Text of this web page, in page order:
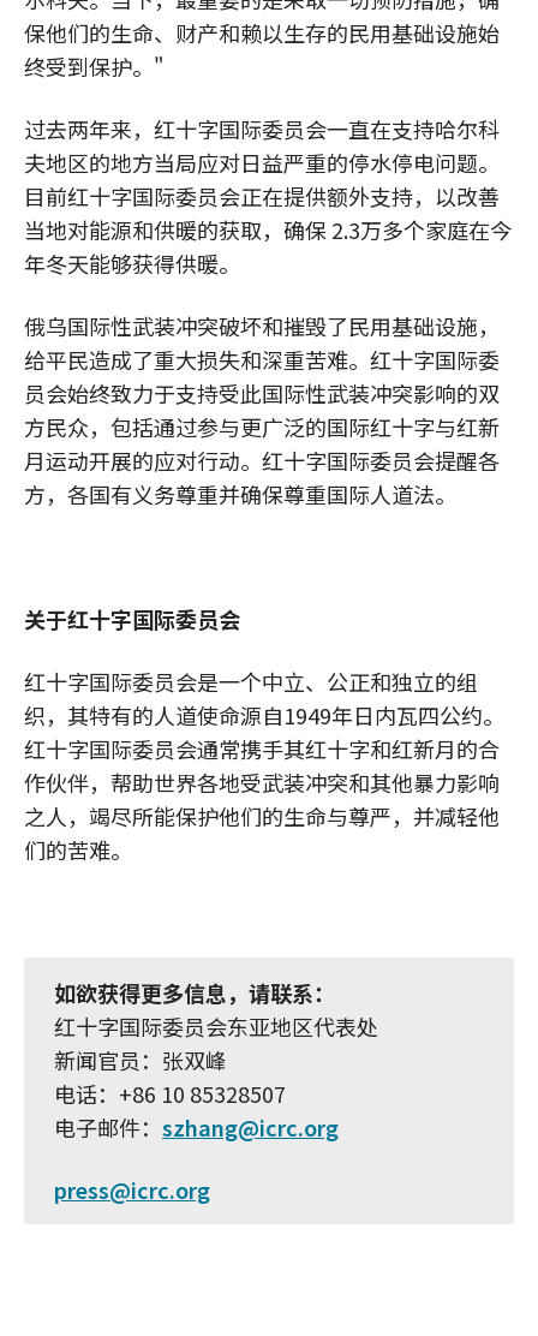
保他们的生命、财产和赖以生存的民用基础设施始
终受到保护。"
过去两年来，红十字国际委员会一直在支持哈尔科
夫地区的地方当局应对日益严重的停水停电问题。
目前红十字国际委员会正在提供额外支持，以改善
当地对能源和供暖的获取，确保 2.3万多个家庭在今
年冬天能够获得供暖。
俄乌国际性武装冲突破坏和摧毁了民用基础设施，
给平民造成了重大损失和深重苦难。红十字国际委
员会始终致力于支持受此国际性武装冲突影响的双
方民众，包括通过参与更广泛的国际红十字与红新
月运动开展的应对行动。红十字国际委员会提醒各
方，各国有义务尊重并确保尊重国际人道法。
关于红十字国际委员会
红十字国际委员会是一个中立、公正和独立的组
织，其特有的人道使命源自1949年日内瓦四公约。
红十字国际委员会通常携手其红十字和红新月的合
作伙伴，帮助世界各地受武装冲突和其他暴力影响
之人，竭尽所能保护他们的生命与尊严，并减轻他
们的苦难。
如欲获得更多信息，请联系：
红十字国际委员会东亚地区代表处
新闻官员：张双峰
电话：+86 10 85328507
电子邮件： szhang@icrc.org
press@icrc.org